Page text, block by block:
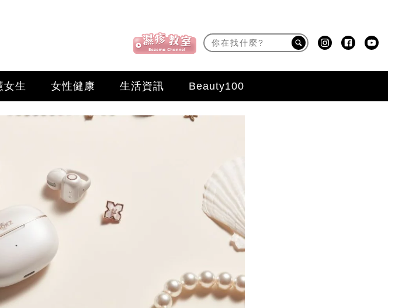
女生 女性健康 生活資訊 Beauty100